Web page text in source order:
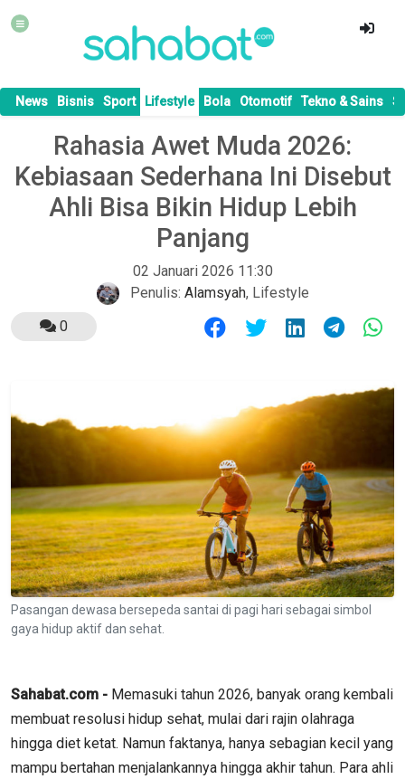
News Bisnis Sport Lifestyle Bola Otomotif Tekno & Sains
Rahasia Awet Muda 2026:
Kebiasaan Sederhana Ini Disebut
Ahli Bisa Bikin Hidup Lebih
Panjang
02 Januari 2026 11:30
Penulis: Alamsyah, Lifestyle
0
Pasangan dewasa bersepeda santai di pagi hari sebagai simbol
gaya hidup aktif dan sehat.
Sahabat.com - Memasuki tahun 2026, banyak orang kembali
membuat resolusi hidup sehat, mulai dari rajin olahraga
hingga diet ketat. Namun faktanya, hanya sebagian kecil yang
mampu bertahan menjalankannya hingga akhir tahun. Para ahli